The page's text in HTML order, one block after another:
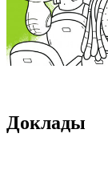
Доклады